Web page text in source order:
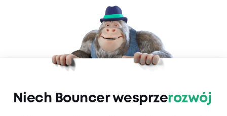
Niech Bouncer wesprzerozwój